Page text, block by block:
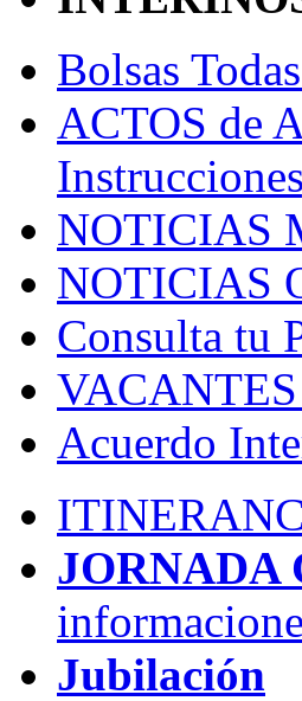
Bolsas
ACTOS de
NOTICIAS
NOTICIAS
Consulta tu
VACANTES
Acuerdo
Jubilación